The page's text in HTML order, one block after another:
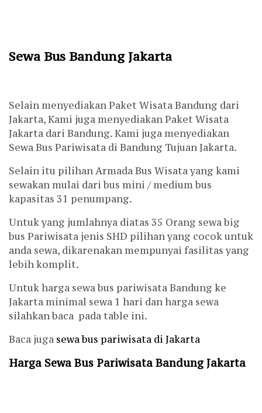
Sewa Bus Bandung Jakarta
Selain menyediakan Paket Wisata Bandung dari
Jakarta, Kami juga menyediakan Paket Wisata
Jakarta dari Bandung. Kami juga menyediakan
Sewa Bus Pariwisata di Bandung Tujuan Jakarta.
Selain itu pilihan Armada Bus Wisata yang kami
sewakan mulai dari bus mini / medium bus
kapasitas 31 penumpang.
Untuk yang jumlahnya diatas 35 Orang sewa big
bus Pariwisata jenis SHD pilihan yang cocok untuk
anda sewa, dikarenakan mempunyai fasilitas yang
lebih komplit.
Untuk harga sewa bus pariwisata Bandung ke
Jakarta minimal sewa 1 hari dan harga sewa
silahkan baca pada table ini.
Baca juga sewa bus pariwisata di Jakarta
Harga Sewa Bus Pariwisata Bandung Jakarta